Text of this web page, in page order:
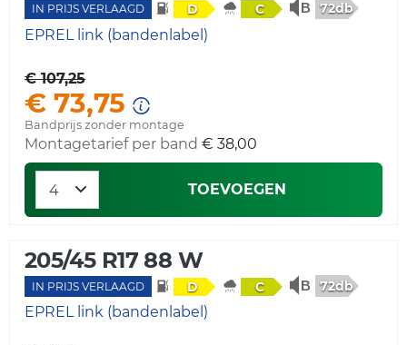
IN PRIJS VERLAAGD D C 72db
EPREL link (bandenlabel)
€ 107,25
€ 73,75
Bandprijs zonder montage
Montagetarief per band € 38,00
TOEVOEGEN
205/45 R17 88 W
IN PRIJS VERLAAGD D C 72db
EPREL link (bandenlabel)